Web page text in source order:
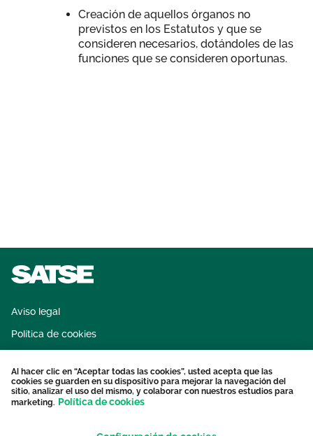
Creación de aquellos órganos no
previstos en los Estatutos y que se
consideren necesarios, dotándoles de las
funciones que se consideren oportunas.
Aviso legal
Política de cookies
Protección datos personales
Contacto
Al hacer clic en “Aceptar todas las cookies”, usted acepta que las
cookies se guarden en su dispositivo para mejorar la navegación del
sitio, analizar el uso del mismo, y colaborar con nuestros estudios para
marketing. Política de cookies